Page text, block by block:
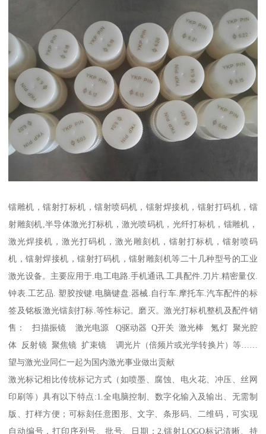
镭雕机，镭射打标机，镭射喷码机，镭射焊接机，镭射打码机，镭
射雕刻机,半导体激光打标机，激光喷码机，光纤打标机，镭雕机，
激光焊接机，激光打码机，激光雕刻机，镭射打标机，镭射喷码
机，镭射焊接机，镭射打码机，镭射雕刻机等二十几种型号的工业
激光设备。主要应用于.电工电路.手机通讯.工具配件.刀片.精密量仪.
钟表.工艺品. 塑胶按键.电脑键盘.器械.自行车.摩托车.汽车配件的标
签及铭板激光镭刻打标.等性标记。磨灭。激光打标机整机及配件销
售： 扫描振镜 激光电源 Q驱动器 Q开关 激光棒 氪灯 聚光腔
体 反射镜 聚焦镜 扩束镜 调光片（倍频片或光学转换片）等……
望与激光业同仁一起为国内激光事业做出贡献
激光标记相比传统标记方式（如喷墨、腐蚀、电火花、冲压、丝网
印刷等）具有以下特点:1.全电脑控制、数字化输入及输出、无需制
版、打样方便；可标刻任意图形、文字、条形码、二维码，可实现
自动编号，打印序列号、批号、日期；2.镭射LOGO标记清晰、持